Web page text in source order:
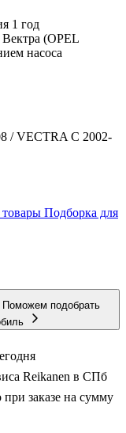
1 год
/ VECTRA C 2002-
Подборка для
Поможем подобрать
Reikanen в СПб
при заказе на сумму